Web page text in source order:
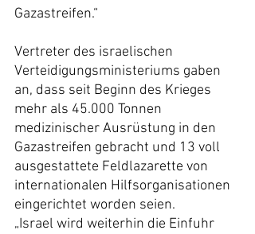
Gazastreifen.“
Vertreter des israelischen
Verteidigungsministeriums gaben
an, dass seit Beginn des Krieges
mehr als 45.000 Tonnen
medizinischer Ausrüstung in den
Gazastreifen gebracht und 13 voll
ausgestattete Feldlazarette von
internationalen Hilfsorganisationen
eingerichtet worden seien.
„Israel wird weiterhin die Einfuhr